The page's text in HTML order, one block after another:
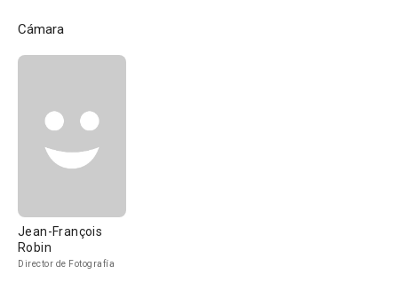
Cámara
Jean-François
Robin
Director de Fotografía